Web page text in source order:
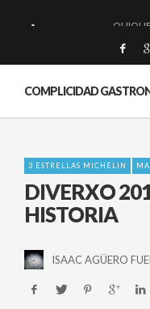
EL BARUCO
COMPLICIDAD
3 ESTRELLAS MICHELIN
DIVERXO
HISTORIA
ISAAC AGÜERO